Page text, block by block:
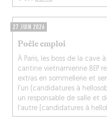
27 JUIN 2026
Poêle emploi
À Paris, les boss de la cave
cantine vietnamienne BEP
extras en sommellerie et
l'un (candidatures à
un responsable de salle et
l'autre (candidatures à